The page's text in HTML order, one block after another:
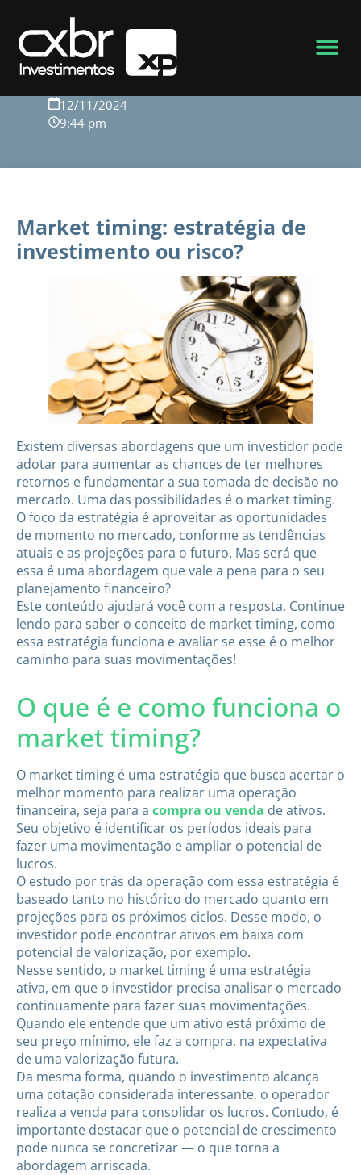
Voltar para o blog
12/11/2024
9:44 pm
Market timing: estratégia de
investimento ou risco?
Existem diversas abordagens que um investidor pode
adotar para aumentar as chances de ter melhores
retornos e fundamentar a sua tomada de decisão no
mercado. Uma das possibilidades é o market timing.
O foco da estratégia é aproveitar as oportunidades
de momento no mercado, conforme as tendências
atuais e as projeções para o futuro. Mas será que
essa é uma abordagem que vale a pena para o seu
planejamento financeiro?
Este conteúdo ajudará você com a resposta. Continue
lendo para saber o conceito de market timing, como
essa estratégia funciona e avaliar se esse é o melhor
caminho para suas movimentações!
O que é e como funciona o
market timing?
O market timing é uma estratégia que busca acertar o
melhor momento para realizar uma operação
financeira, seja para a compra ou venda de ativos.
Seu objetivo é identificar os períodos ideais para
fazer uma movimentação e ampliar o potencial de
lucros.
O estudo por trás da operação com essa estratégia é
baseado tanto no histórico do mercado quanto em
projeções para os próximos ciclos. Desse modo, o
investidor pode encontrar ativos em baixa com
potencial de valorização, por exemplo.
Nesse sentido, o market timing é uma estratégia
ativa, em que o investidor precisa analisar o mercado
continuamente para fazer suas movimentações.
Quando ele entende que um ativo está próximo de
seu preço mínimo, ele faz a compra, na expectativa
de uma valorização futura.
Da mesma forma, quando o investimento alcança
uma cotação considerada interessante, o operador
realiza a venda para consolidar os lucros. Contudo, é
importante destacar que o potencial de crescimento
pode nunca se concretizar — o que torna a
abordagem arriscada.